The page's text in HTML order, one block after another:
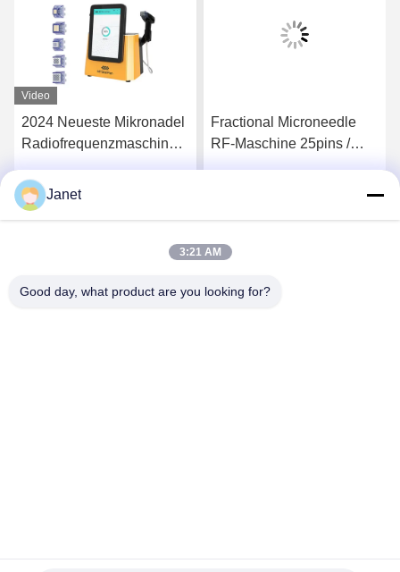
Video
2024 Neueste Mikronadel
Radiofrequenzmaschine
Fraktionsmikronadel Anti-
Aging Maschine China
Fractional Microneedle
RF-Maschine 25pins /
Janet
3:21 AM
Good day, what product are you looking for?